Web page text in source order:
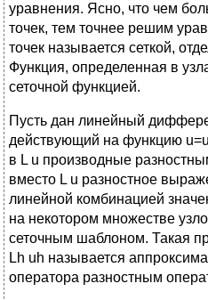
уравнения. Ясно, что чем
точек, тем точнее решим
точек называется сеткой,
Функция, определенная в
сеточной функцией.
Пусть дан линейный
действующий на функцию
в L u производные
вместо L u разностное
линейной комбинацией
на некотором множестве
сеточным шаблоном. Такая
Lh uh называется
оператора разностным